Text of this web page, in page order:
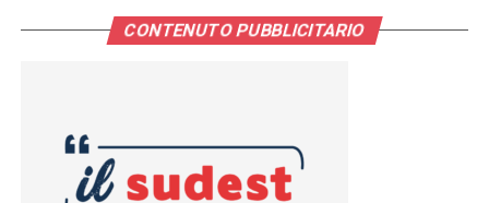
CONTENUTO PUBBLICITARIO